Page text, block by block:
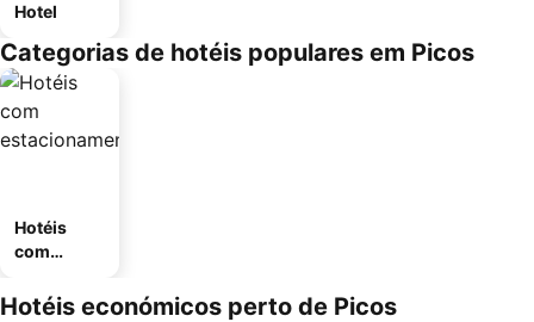
Hotel
Categorias de hotéis populares em Picos
Hotéis
com
mento
Hotéis económicos perto de Picos